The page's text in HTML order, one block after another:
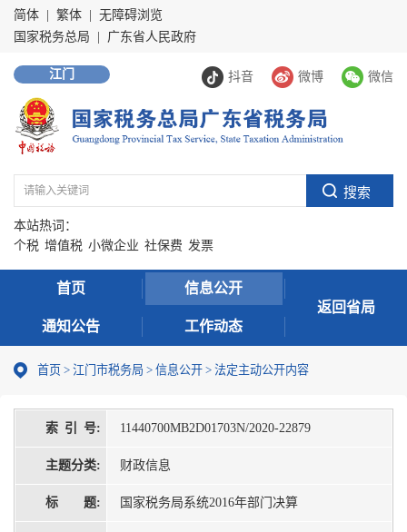
简体 繁体
无障碍浏览
国家税务总局
广东省人民政府
抖音 微博 微信
江门
本站热词：
个税 增值税 小微企业 社保费 发票
首页 信息公开
通知公告 工作动态
返回省局
首页 > 江门市税务局 > 信息公开 > 法定主动公开内容
索 引 号: 11440700MB2D01703N/2020-22879
主题分类: 财政信息
标 题: 国家税务局系统2016年部门决算